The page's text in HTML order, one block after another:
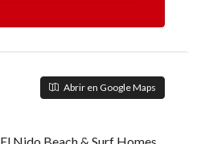
Abrir en Google Maps